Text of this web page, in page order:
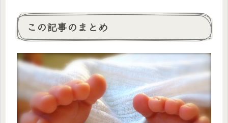
この記事のまとめ